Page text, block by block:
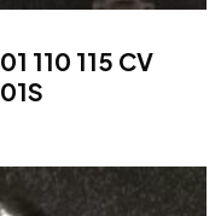
110 115 CV